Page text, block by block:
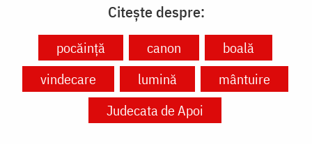
Citește despre:
pocăință canon
boală
vindecare
lumină
mântuire
Judecata de Apoi